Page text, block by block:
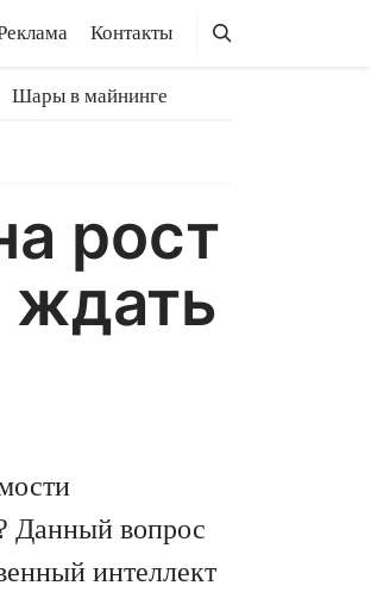
Контакты Поиск
Поиск
Шары в майнинге
рост
ждать
Данный вопрос
интеллект